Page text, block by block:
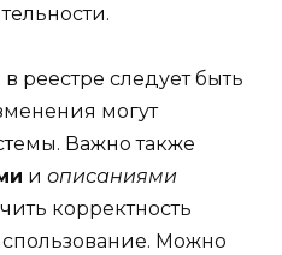
реестре следует быть
могут
Важно также
и описаниями
корректность
Можно